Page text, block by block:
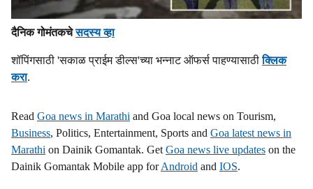
दैनिक गोमंतकचेसदस्य व्हा
शॉपिंगसाठी 'सकाळ प्राईम डील्स'च्या भन्नाट ऑफर्स पाहण्यासाठीक्लिक
करा.
Read Goa news in Marathi and Goa local news on Tourism,
Business, Politics, Entertainment, Sports and Goa latest news in
Marathi on Dainik Gomantak. Get Goa news live updates on the
Dainik Gomantak Mobile app forAndroid and IOS.